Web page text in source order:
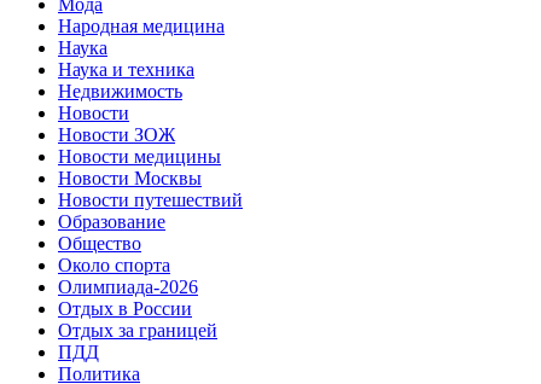
Народная медицина
Наука
Наука и техника
Недвижимость
Новости
Новости ЗОЖ
Новости медицины
Новости Москвы
Новости путешествий
Образование
Общество
Около спорта
Олимпиада-2026
Отдых в России
Отдых за границей
ПДД
Политика